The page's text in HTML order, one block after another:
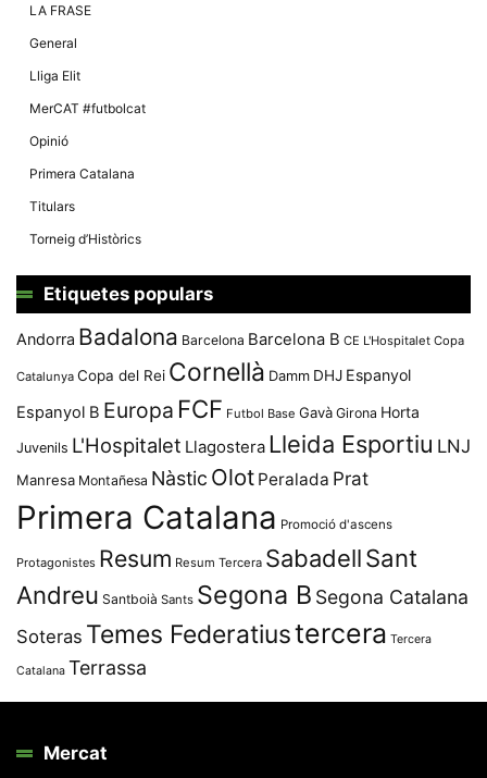
LA FRASE
General
Lliga Elit
MerCAT #futbolcat
Opinió
Primera Catalana
Titulars
Torneig d’Històrics
Etiquetes populars
Andorra Badalona Barcelona Barcelona B CE L'Hospitalet Copa
Catalunya Copa del Rei Cornellà Damm DHJ Espanyol
Espanyol B Europa FCF Futbol Base Gavà Girona Horta
Juvenils L'Hospitalet Llagostera Lleida Esportiu LNJ
Manresa Montañesa Nàstic Olot Peralada Prat
Primera Catalana Promoció d'ascens
Protagonistes Resum Resum Tercera SabadellSant
Andreu Santboià Sants Segona B Segona Catalana
Soteras Temes Federatiustercera Tercera
Catalana Terrassa
Mercat